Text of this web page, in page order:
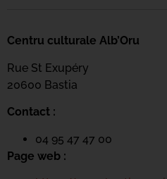
Centru culturale Alb’Oru
Rue St Exupéry
20600 Bastia
Contact :
04 95 47 47 00
Page web :